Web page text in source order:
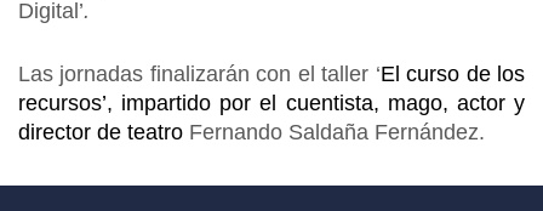
Digital’.
Las jornadas finalizarán con el taller ‘El curso de los
recursos’, impartido por el cuentista, mago, actor y
director de teatro Fernando Saldaña Fernández.